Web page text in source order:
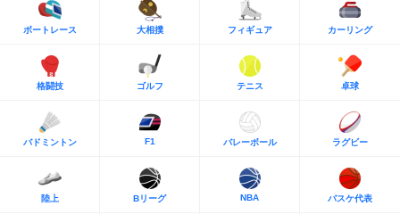
ボートレース 大相撲 フィギュア カーリング
格闘技 ゴルフ テニス 卓球
バドミントン F1 バレーボール ラグビー
陸上 Bリーグ NBA バスケ代表